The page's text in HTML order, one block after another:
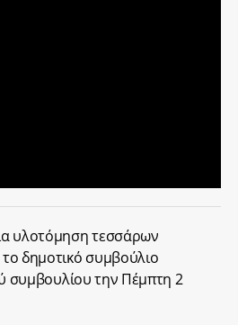
υλοτόμηση τεσσάρων
δημοτικό συμβούλιο
συμβουλίου την Πέμπτη 2